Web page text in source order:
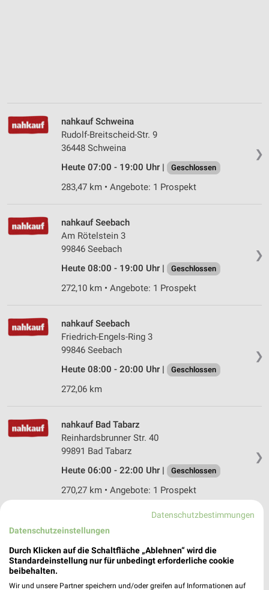
❯
nahkauf Schweina
Rudolf-Breitscheid-Str. 9
36448 Schweina
Heute 07:00 - 19:00 Uhr |
Geschlossen
283,47 km • Angebote: 1 Prospekt
❯
nahkauf Seebach
Am Rötelstein 3
99846 Seebach
Heute 08:00 - 19:00 Uhr |
Geschlossen
272,10 km • Angebote: 1 Prospekt
❯
nahkauf Seebach
Friedrich-Engels-Ring 3
99846 Seebach
Heute 08:00 - 20:00 Uhr |
Geschlossen
272,06 km
❯
nahkauf Bad Tabarz
Reinhardsbrunner Str. 40
99891 Bad Tabarz
Heute 06:00 - 22:00 Uhr |
Geschlossen
270,27 km • Angebote: 1 Prospekt
nahkauf Eisenach
August-Rudloff-Str. 1 b
99817 Eisenach
Datenschutzbestimmungen
Datenschutzeinstellungen
Durch Klicken auf die Schaltfläche „Ablehnen“ wird die
Standardeinstellung nur für unbedingt erforderliche cookie
beibehalten.
Wir und unsere Partner speichern und/oder greifen auf Informationen auf